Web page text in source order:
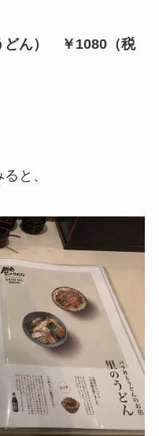
どん） ￥1080（税
と、